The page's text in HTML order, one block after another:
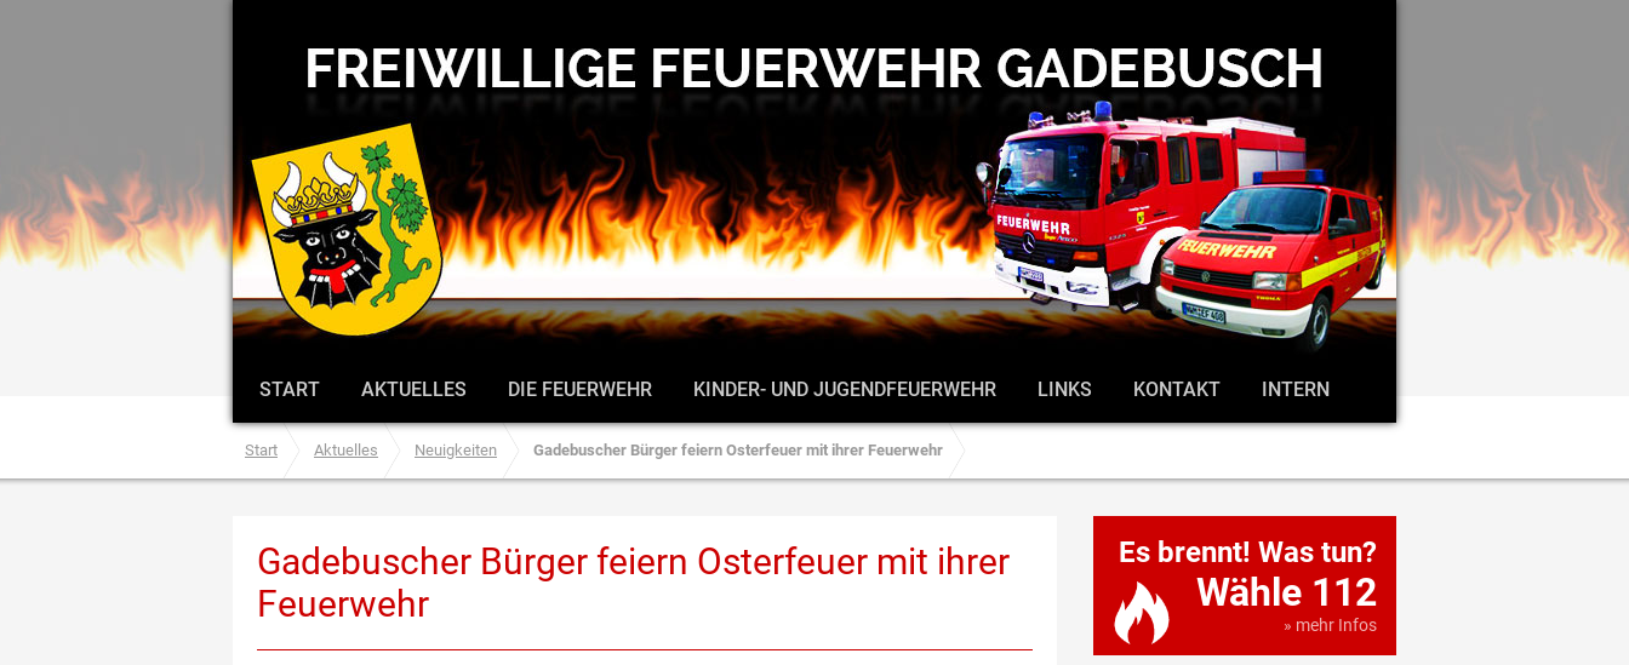
START AKTUELLES DIE FEUERWEHR KINDER- UND JUGENDFEUERWEHR LINKS KONTAKT INTERN
Start Aktuelles Neuigkeiten Gadebuscher Bürger feiern Osterfeuer mit ihrer Feuerwehr
Gadebuscher Bürger feiern Osterfeuer mit ihrer
Feuerwehr
Es brennt! Was tun?
Wähle 112
» mehr Infos